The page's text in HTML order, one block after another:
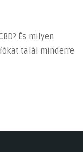
És milyen
talál minderre